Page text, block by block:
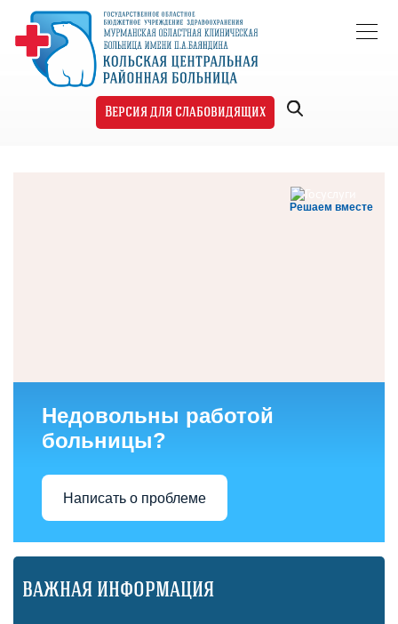
Версия для слабовидящих
Решаем вместе
Недовольны работой
больницы?
Написать о проблеме
ВАЖНАЯ ИНФОРМАЦИЯ